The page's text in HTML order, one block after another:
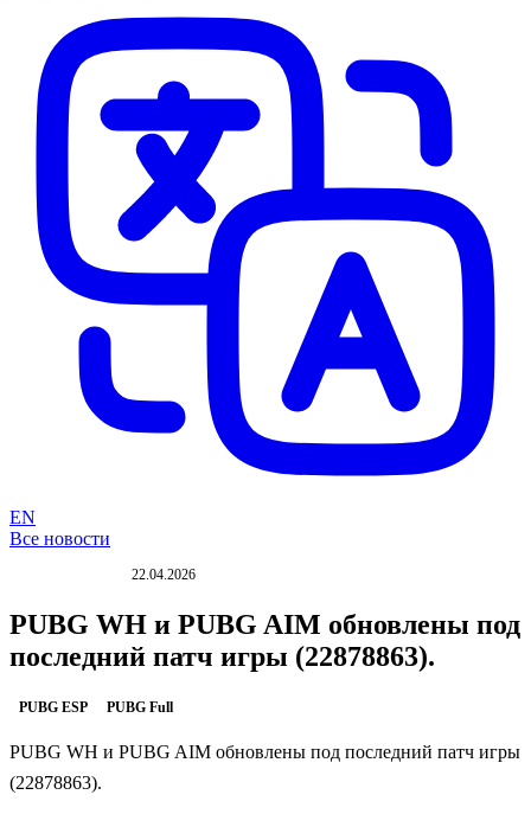
EN
Все новости
22.04.2026
PUBG WH и PUBG AIM обновлены под
последний патч игры (22878863).
PUBG ESP PUBG Full
PUBG WH и PUBG AIM обновлены под последний патч игры
(22878863).